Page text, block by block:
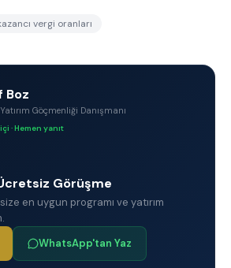
vergi oranları
Boz
Göçmenliği Danışmanı
· Hemen yanıt
Görüşme
en uygun programı ve yatırım
WhatsApp'tan Yaz